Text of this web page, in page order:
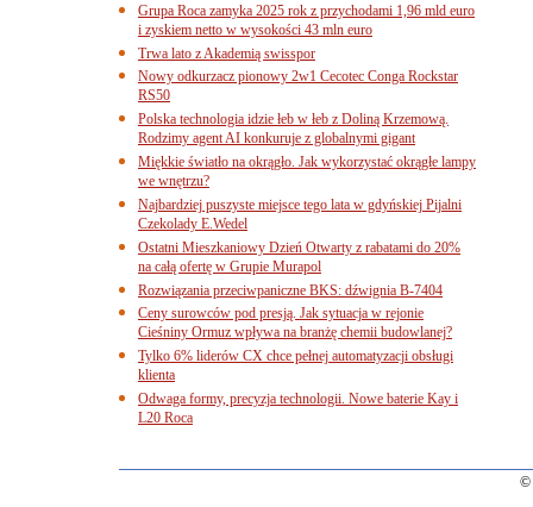
Grupa Roca zamyka 2025 rok z przychodami 1,96 mld euro
i zyskiem netto w wysokości 43 mln euro
Trwa lato z Akademią swisspor
Nowy odkurzacz pionowy 2w1 Cecotec Conga Rockstar
RS50
Polska technologia idzie łeb w łeb z Doliną Krzemową.
Rodzimy agent AI konkuruje z globalnymi gigant
Miękkie światło na okrągło. Jak wykorzystać okrągłe lampy
we wnętrzu?
Najbardziej puszyste miejsce tego lata w gdyńskiej Pijalni
Czekolady E.Wedel
Ostatni Mieszkaniowy Dzień Otwarty z rabatami do 20%
na całą ofertę w Grupie Murapol
Rozwiązania przeciwpaniczne BKS: dźwignia B-7404
Ceny surowców pod presją. Jak sytuacja w rejonie
Cieśniny Ormuz wpływa na branżę chemii budowlanej?
Tylko 6% liderów CX chce pełnej automatyzacji obsługi
klienta
Odwaga formy, precyzja technologii. Nowe baterie Kay i
L20 Roca
©